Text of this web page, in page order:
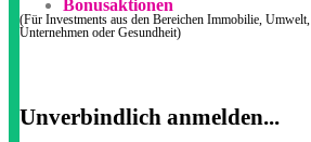
Bonusaktionen
(Für Investments aus den Bereichen Immobilie, Umwelt,
Unternehmen oder Gesundheit)
Unverbindlich anmelden...